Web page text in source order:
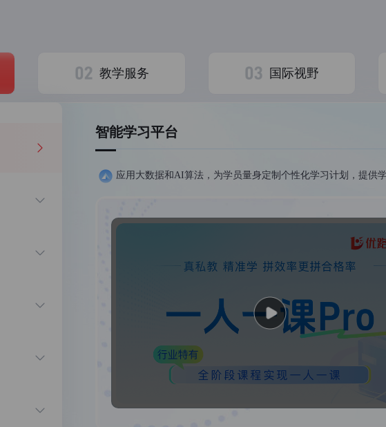
教学服务 国际视野
智能学习平台
应用大数据和AI算法，为学员量身定制个性化学习计划，提供
公共英语三级 成人学位英语
同等学力申硕
全国教师资格证